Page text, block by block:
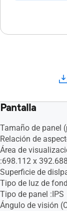
Pantalla
Tamaño de panel
Relación de
Área de
:698.112 x
Superficie de
Tipo de luz de
Tipo de panel :IPS
Ángulo de visión